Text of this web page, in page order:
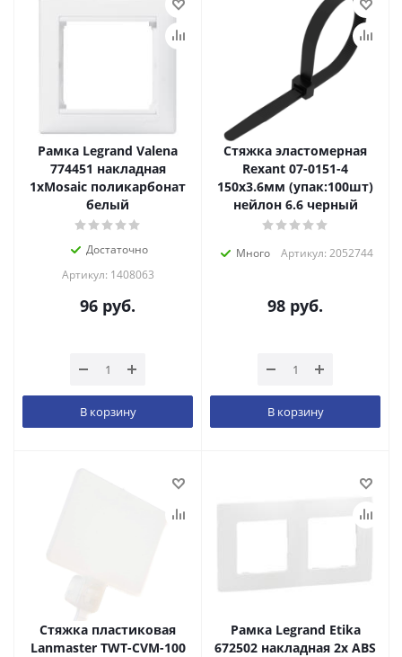
Рамка Legrand Valena
774451 накладная
1xMosaic поликарбонат
белый
Достаточно
Артикул: 1408063
96 руб.
В корзину
Стяжка эластомерная
Rexant 07-0151-4
150x3.6мм (упак:100шт)
нейлон 6.6 черный
Много Артикул: 2052744
98 руб.
В корзину
Стяжка пластиковая
Lanmaster TWT-CVM-100
Рамка Legrand Etika
672502 накладная 2x ABS